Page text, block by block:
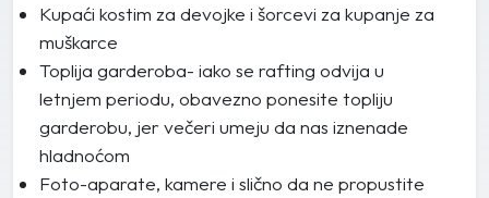
Kupaći kostim za devojke i šorcevi za kupanje za
muškarce
Toplija garderoba- iako se rafting odvija u
letnjem periodu, obavezno ponesite topliju
garderobu, jer večeri umeju da nas iznenade
hladnoćom
Foto-aparate, kamere i slično da ne propustite